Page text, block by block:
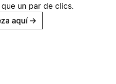
un par de clics.
aquí →